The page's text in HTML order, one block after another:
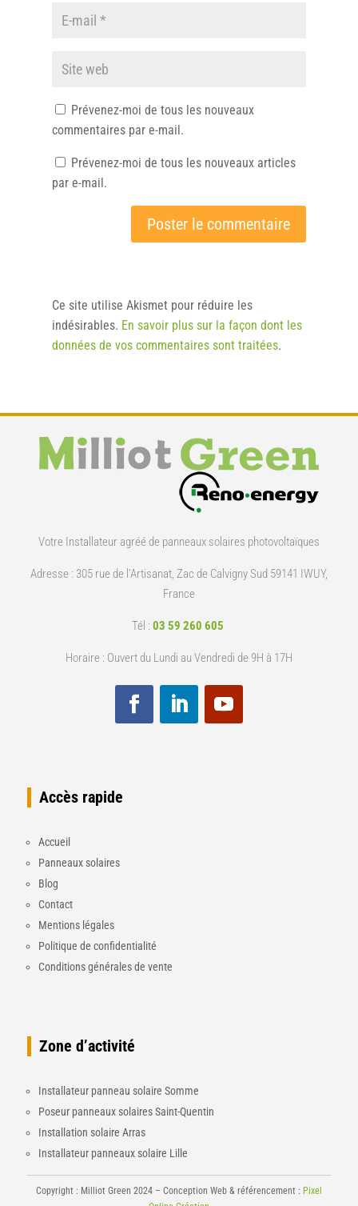
Prévenez-moi de tous les nouveaux
commentaires par e-mail.
Prévenez-moi de tous les nouveaux articles
par e-mail.
Ce site utilise Akismet pour réduire les
indésirables. En savoir plus sur la façon dont les
données de vos commentaires sont traitées.
Votre Installateur agréé de panneaux solaires photovoltaïques
Adresse : 305 rue de l’Artisanat, Zac de Calvigny Sud 59141 IWUY,
France
Tél : 03 59 260 605
Horaire : Ouvert du Lundi au Vendredi de 9H à 17H
Accès rapide
Accueil
Panneaux solaires
Blog
Contact
Mentions légales
Politique de confidentialité
Conditions générales de vente
Zone d’activité
Installateur panneau solaire Somme
Poseur panneaux solaires Saint-Quentin
Installation solaire Arras
Installateur panneaux solaire Lille
Copyright : Milliot Green 2024 – Conception Web & référencement : Pixel